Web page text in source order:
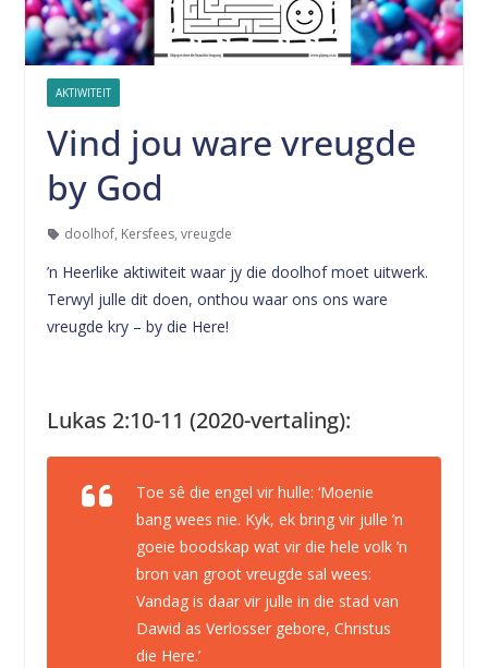
AKTIWITEIT
Vind jou ware vreugde
by God
doolhof, Kersfees, vreugde
’n Heerlike aktiwiteit waar jy die doolhof moet uitwerk.
Terwyl julle dit doen, onthou waar ons ons ware
vreugde kry – by die Here!
Lukas 2:10-11 (2020-vertaling):
Toe sê die engel vir hulle: ‘Moenie
bang wees nie. Kyk, ek bring vir julle ’n
goeie boodskap wat vir die hele volk ’n
bron van groot vreugde sal wees:
Vandag is daar vir julle in die stad van
Dawid as Verlosser gebore, Christus
die Here.’